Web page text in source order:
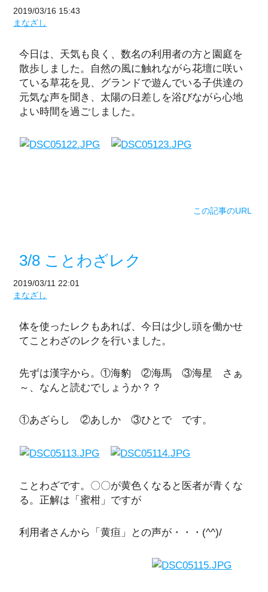
2019/03/16 15:43
まなざし
今日は、天気も良く、数名の利用者の方と園庭を
散歩しました。自然の風に触れながら花壇に咲い
ている草花を見、グランドで遊んでいる子供達の
元気な声を聞き、太陽の日差しを浴びながら心地
よい時間を過ごしました。
この記事のURL
3/8 ことわざレク
2019/03/11 22:01
まなざし
体を使ったレクもあれば、今日は少し頭を働かせ
てことわざのレクを行いました。
先ずは漢字から。①海豹 ②海馬 ③海星 さぁ
～、なんと読むでしょうか？？
①あざらし ②あしか ③ひとで です。
ことわざです。〇〇が黄色くなると医者が青くな
る。正解は「蜜柑」ですが
利用者さんから「黄疸」との声が・・・(^^)/